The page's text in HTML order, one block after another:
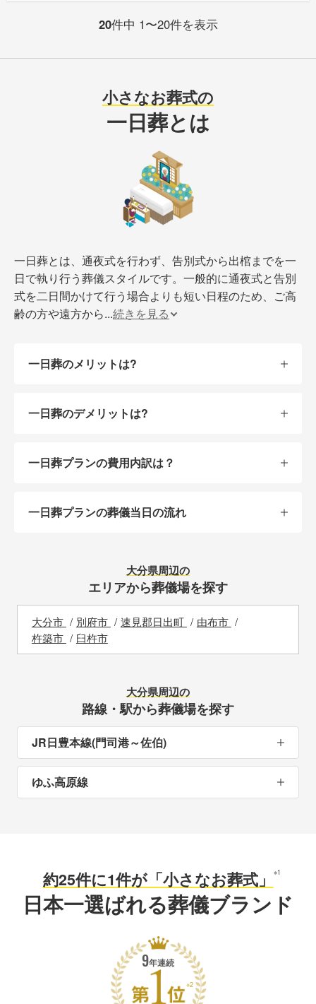
20件中 1〜20件を表示
小さなお葬式の
一日葬とは
一日葬とは、通夜式を行わず、告別式から出棺までを一
日で執り行う葬儀スタイルです。一般的に通夜式と告別
式を二日間かけて行う場合よりも短い日程のため、ご高
齢の方や遠方から...続きを見る
一日葬のメリットは?
一日葬のデメリットは?
一日葬プランの費用内訳は？
一日葬プランの葬儀当日の流れ
大分県周辺の
エリアから葬儀場を探す
大分市 別府市 速見郡日出町
由布市
杵築市
臼杵市
大分県周辺の
路線・駅から葬儀場を探す
JR日豊本線(門司港～佐伯)
ゆふ高原線
約25件に1件が「小さなお葬式」 ※1
日本一選ばれる葬儀ブランド
9年連続
※2